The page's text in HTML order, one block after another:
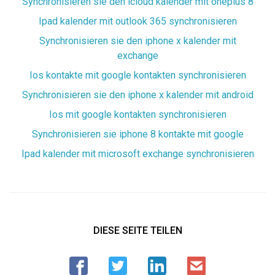
Ipad kalender mit outlook 365 synchronisieren
Synchronisieren sie den iphone x kalender mit
exchange
Ios kontakte mit google kontakten synchronisieren
Synchronisieren sie den iphone x kalender mit android
Ios mit google kontakten synchronisieren
Synchronisieren sie iphone 8 kontakte mit google
Ipad kalender mit microsoft exchange synchronisieren
DIESE SEITE TEILEN